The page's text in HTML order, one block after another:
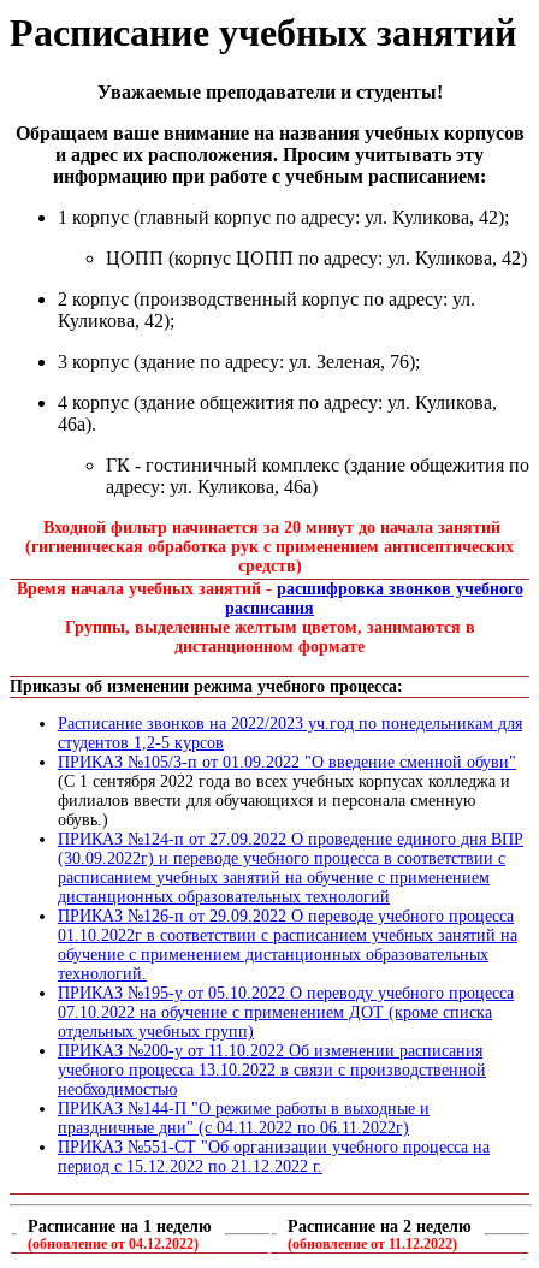
Расписание учебных занятий
Уважаемые преподаватели и студенты!
Обращаем ваше внимание на названия учебных корпусов
и адрес их расположения. Просим учитывать эту
информацию при работе с учебным расписанием:
1 корпус (главный корпус по адресу: ул. Куликова, 42);
ЦОПП (корпус ЦОПП по адресу: ул. Куликова, 42)
2 корпус (производственный корпус по адресу: ул.
Куликова, 42);
3 корпус (здание по адресу: ул. Зеленая, 76);
4 корпус (здание общежития по адресу: ул. Куликова,
46а).
ГК - гостиничный комплекс (здание общежития по
адресу: ул. Куликова, 46а)
Входной фильтр начинается за 20 минут до начала занятий
(гигиеническая обработка рук с применением антисептических
средств)
Время начала учебных занятий - расшифровка звонков учебного
расписания
Группы, выделенные желтым цветом, занимаются в
дистанционном формате
Приказы об изменении режима учебного процесса:
Расписание звонков на 2022/2023 уч.год по понедельникам для
студентов 1,2-5 курсов
ПРИКАЗ №105/3-п от 01.09.2022 "О введение сменной обуви"
(С 1 сентября 2022 года во всех учебных корпусах колледжа и
филиалов ввести для обучающихся и персонала сменную
обувь.)
ПРИКАЗ №124-п от 27.09.2022 О проведение единого дня ВПР
(30.09.2022г) и переводе учебного процесса в соответствии с
расписанием учебных занятий на обучение с применением
дистанционных образовательных технологий
ПРИКАЗ №126-п от 29.09.2022 О переводе учебного процесса
01.10.2022г в соответствии с расписанием учебных занятий на
обучение с применением дистанционных образовательных
технологий.
ПРИКАЗ №195-у от 05.10.2022 О переводу учебного процесса
07.10.2022 на обучение с применением ДОТ (кроме списка
отдельных учебных групп)
ПРИКАЗ №200-у от 11.10.2022 Об изменении расписания
учебного процесса 13.10.2022 в связи с производственной
необходимостью
ПРИКАЗ №144-П "О режиме работы в выходные и
праздничные дни" (с 04.11.2022 по 06.11.2022г)
ПРИКАЗ №551-СТ "Об организации учебного процесса на
период с 15.12.2022 по 21.12.2022 г.
Расписание на 1 неделю
(обновление от 04.12.2022)
Расписание на 2 неделю
(обновление от 11.12.2022)